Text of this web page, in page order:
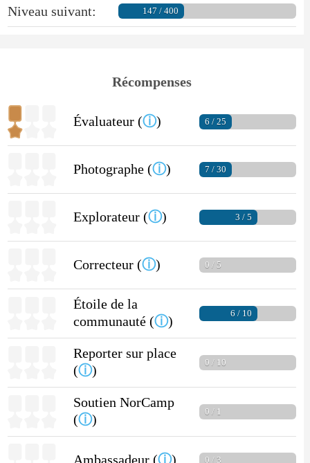
Niveau suivant: 147 / 400
Récompenses
Évaluateur (ⓘ) 6 / 25
Photographe (ⓘ) 7 / 30
Explorateur (ⓘ) 3 / 5
Correcteur (ⓘ) 0 / 5
Étoile de la
communauté (ⓘ)
6 / 10
Reporter sur place
(ⓘ)
0 / 10
Soutien NorCamp
(ⓘ)
0 / 1
Ambassadeur (ⓘ) 0 / 3